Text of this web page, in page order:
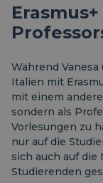
Während
Italien mit
mit einem
sondern als
Vorlesungen zu
nur auf die
sich auch auf die
Studierenden